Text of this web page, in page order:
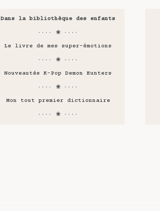
Dans la bibliothèque des enfants
···· ❀ ····
Le livre de mes super-émotions
···· ❀ ····
Nouveautés K-Pop Demon Hunters
···· ❀ ····
Mon tout premier dictionnaire
···· ❀ ····